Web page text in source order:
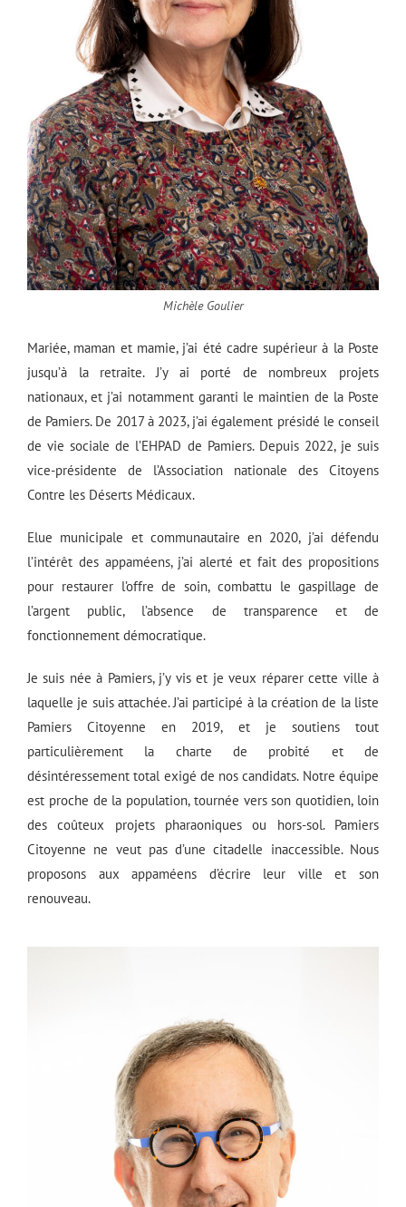
Michèle Goulier
Mariée, maman et mamie, j’ai été cadre supérieur à la Poste
jusqu’à la retraite. J’y ai porté de nombreux projets
nationaux, et j’ai notamment garanti le maintien de la Poste
de Pamiers. De 2017 à 2023, j’ai également présidé le conseil
de vie sociale de l’EHPAD de Pamiers. Depuis 2022, je suis
vice-présidente de l’Association nationale des Citoyens
Contre les Déserts Médicaux.
Elue municipale et communautaire en 2020, j’ai défendu
l’intérêt des appaméens, j’ai alerté et fait des propositions
pour restaurer l’offre de soin, combattu le gaspillage de
l’argent public, l’absence de transparence et de
fonctionnement démocratique.
Je suis née à Pamiers, j’y vis et je veux réparer cette ville à
laquelle je suis attachée. J’ai participé à la création de la liste
Pamiers Citoyenne en 2019, et je soutiens tout
particulièrement la charte de probité et de
désintéressement total exigé de nos candidats. Notre équipe
est proche de la population, tournée vers son quotidien, loin
des coûteux projets pharaoniques ou hors-sol. Pamiers
Citoyenne ne veut pas d’une citadelle inaccessible. Nous
proposons aux appaméens d’écrire leur ville et son
renouveau.